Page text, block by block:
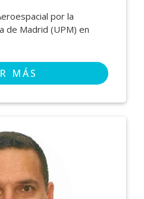
por la
de Madrid (UPM) en
MÁS